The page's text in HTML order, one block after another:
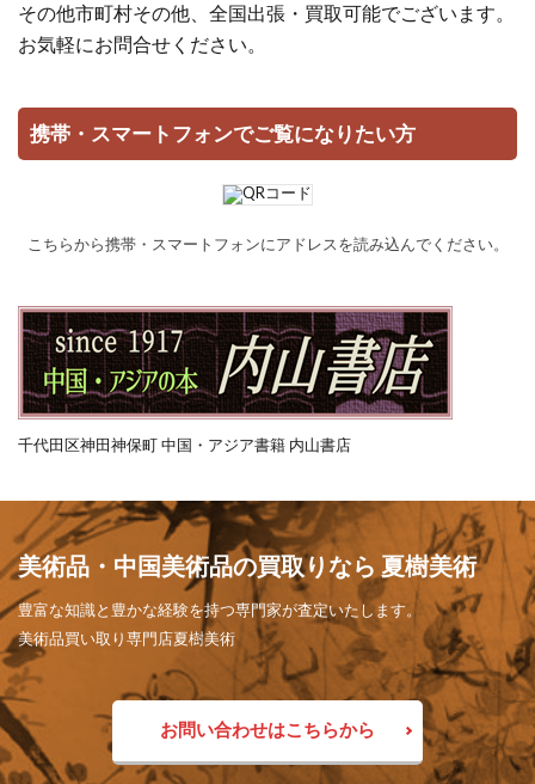
その他市町村その他、全国出張・買取可能でございます。
お気軽にお問合せください。
携帯・スマートフォンでご覧になりたい方
こちらから携帯・スマートフォンにアドレスを読み込んでください。
千代田区神田神保町 中国・アジア書籍 内山書店
美術品・中国美術品の買取りなら 夏樹美術
豊富な知識と豊かな経験を持つ専門家が査定いたします。
美術品買い取り専門店夏樹美術
お問い合わせはこちらから